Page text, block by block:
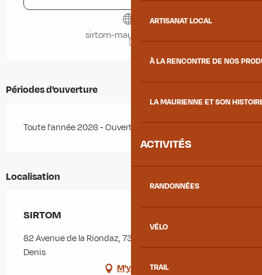
ARTISANAT LOCAL
À LA RENCONTRE DE NOS
LA MAURIENNE ET SON
ACTIVITÉS
RANDONNÉES
VÉLO
TRAIL
sirtom-maurienne.com
Périodes d'ouverture
Toute l'année 2026 - Ouvert tous les jours
Localisation
SIRTOM
82 Avenue de la Riondaz, 73870 Saint-Julien-Mont-
Denis
M'y rendre